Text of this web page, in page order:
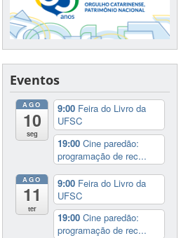
Eventos
AGO
10
seg
9:00 Feira do Livro da
UFSC
19:00Cine paredão:
programação de rec...
AGO
11
ter
9:00 Feira do Livro da
UFSC
19:00Cine paredão:
programação de rec...